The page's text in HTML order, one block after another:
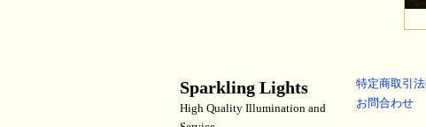
Sparkling Lights
High Quality Illumination and
特定商取引
お問合わせ